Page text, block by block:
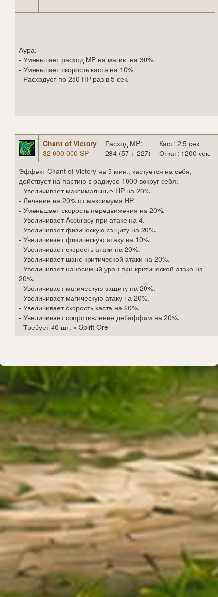
Аура:
- Уменьшает расход MP на магию на 30%.
- Уменьшает скорость каста на 10%.
- Расходует по 250 HP раз в 5 сек.
Chant of Victory
32 000 000 SP
Расход MP:
284 (57 + 227)
Каст: 2.5 сек.
Откат: 1200 сек.
Эффект Chant of Victory на 5 мин., кастуется на себя,
действует на партию в радиусе 1000 вокруг себя:
- Увеличивает максимальные HP на 20%.
- Лечение на 20% от максимума HP.
- Уменьшает скорость передвижения на 20%.
- Увеличивает Accuracy при атаке на 4.
- Увеличивает физическую защиту на 20%.
- Увеличивает физическую атаку на 10%.
- Увеличивает скорость атаки на 20%.
- Увеличивает шанс критической атаки на 20%.
- Увеличивает наносимый урон при критической атаке на
20%.
- Увеличивает магическую защиту на 20%.
- Увеличивает магическую атаку на 20%.
- Увеличивает скорость каста на 20%.
- Увеличивает сопротивление дебаффам на 20%.
- Требует 40 шт. × Spirit Ore.